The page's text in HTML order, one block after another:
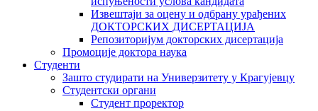
Извештаји за оцену и одбрану урађених
ДОКТОРСКИХ ДИСЕРТАЦИЈА
Репозиторијум докторских дисертација
Промоције доктора наука
Студенти
Зашто студирати на Универзитету у Крагујевцу
Студентски органи
Студент проректор